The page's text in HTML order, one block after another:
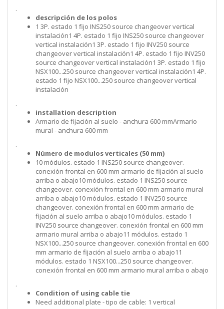
.
descripción de los polos
1 3P. estado 1 fijo INS250 source changeover vertical
instalación1 4P. estado 1 fijo INS250 source changeover
vertical instalación1 3P. estado 1 fijo INV250 source
changeover vertical instalación1 4P. estado 1 fijo INV250
source changeover vertical instalación1 3P. estado 1 fijo
NSX100...250 source changeover vertical instalación1 4P.
estado 1 fijo NSX100...250 source changeover vertical
instalación
.
installation description
Armario de fijación al suelo - anchura 600 mmArmario
mural - anchura 600 mm
.
Número de modulos verticales (50 mm)
10 módulos. estado 1 INS250 source changeover.
conexión frontal en 600 mm armario de fijación al suelo
arriba o abajo10 módulos. estado 1 INS250 source
changeover. conexión frontal en 600 mm armario mural
arriba o abajo10 módulos. estado 1 INV250 source
changeover. conexión frontal en 600 mm armario de
fijación al suelo arriba o abajo10 módulos. estado 1
INV250 source changeover. conexión frontal en 600 mm
armario mural arriba o abajo11 módulos. estado 1
NSX100...250 source changeover. conexión frontal en 600
mm armario de fijación al suelo arriba o abajo11
módulos. estado 1 NSX100...250 source changeover.
conexión frontal en 600 mm armario mural arriba o abajo
.
Condition of using cable tie
Need additional plate - tipo de cable: 1 vertical